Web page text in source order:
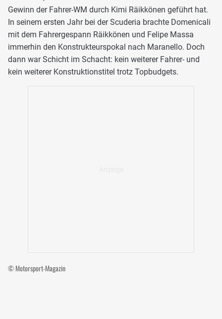
Gewinn der Fahrer-WM durch Kimi Räikkönen geführt hat.
In seinem ersten Jahr bei der Scuderia brachte Domenicali
mit dem Fahrergespann Räikkönen und Felipe Massa
immerhin den Konstrukteurspokal nach Maranello. Doch
dann war Schicht im Schacht: kein weiterer Fahrer- und
kein weiterer Konstruktionstitel trotz Topbudgets.
© Motorsport-Magazin